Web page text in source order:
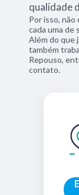
qualidade
Por isso,
cada uma de
Além do que
também
Repouso,
contato.